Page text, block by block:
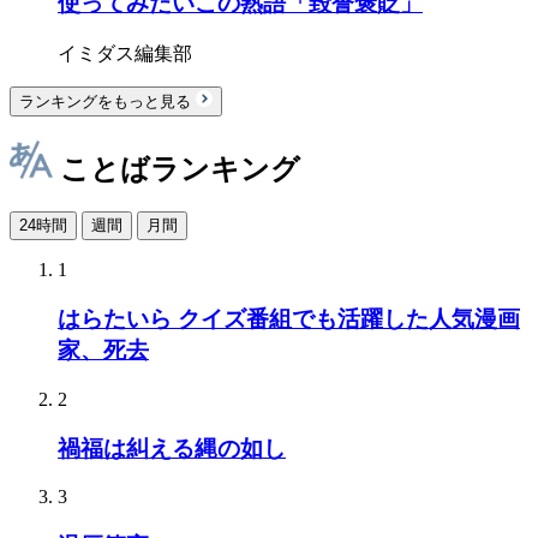
イミダス編集部
ランキングをもっと見る
ことばランキング
24時間 週間 月間
1
はらたいら クイズ番組でも活躍した人気漫画
家、死去
2
禍福は糾える縄の如し
3